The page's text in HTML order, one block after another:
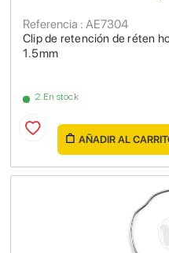
Clip de retención de réten
1.5mm
Referencia : AE7304
2 En stock
AÑADIR AL